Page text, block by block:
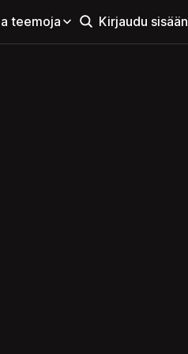
teemoja Kirjaudu sisään